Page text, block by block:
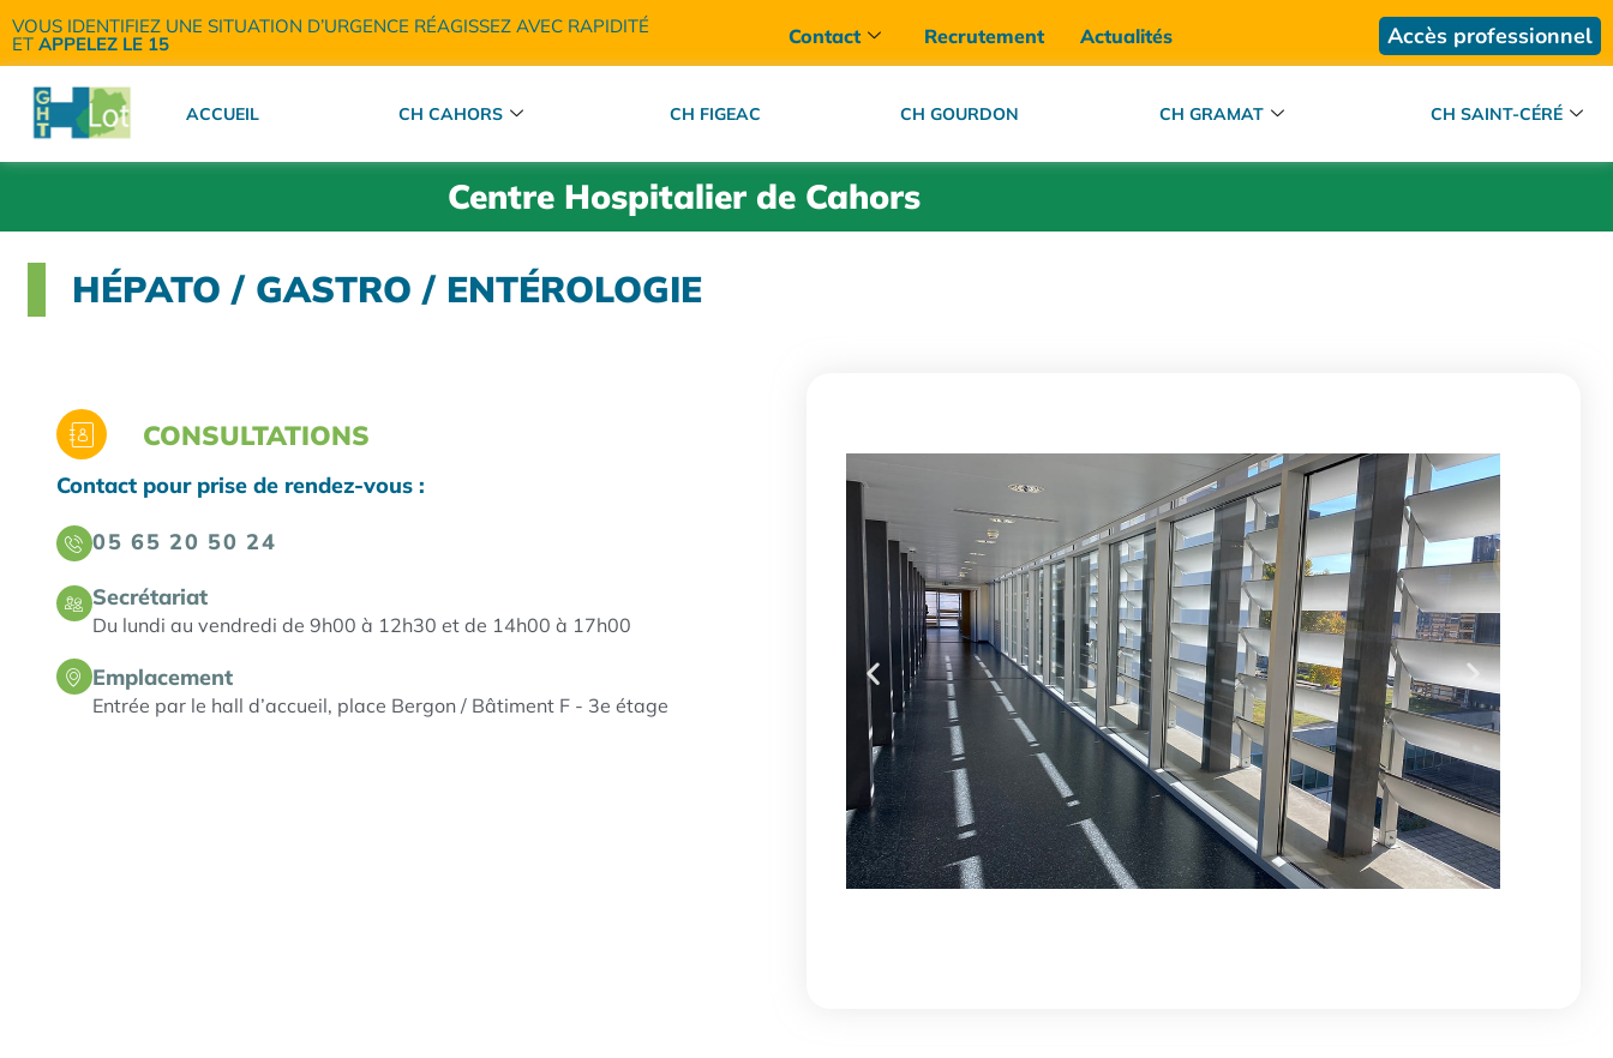
VOUS IDENTIFIEZ UNE SITUATION D’URGENCE RÉAGISSEZ AVEC RAPIDITÉ
ET APPELEZ LE 15 Contact Recrutement Actualités Accès professionnel
ACCUEIL CH CAHORS CH FIGEAC CH GOURDON CH GRAMAT CH SAINT-CÉRÉ
Centre Hospitalier de Cahors
HÉPATO / GASTRO / ENTÉROLOGIE
CONSULTATIONS
Contact pour prise de rendez-vous :
05 65 20 50 24
Secrétariat
Du lundi au vendredi de 9h00 à 12h30 et de 14h00 à 17h00
Emplacement
Entrée par le hall d’accueil, place Bergon / Bâtiment F - 3e étage